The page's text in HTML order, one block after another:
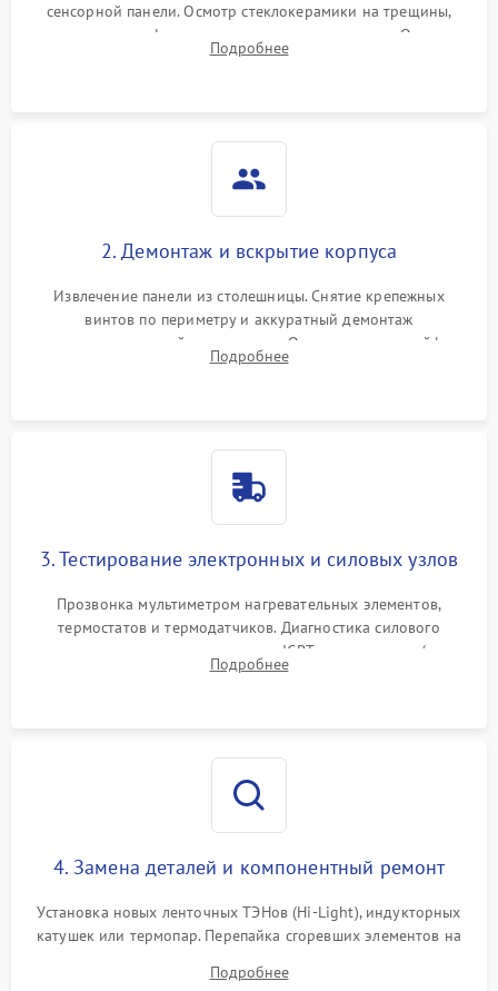
сенсорной панели. Осмотр стеклокерамики на трещины,
проверка конфорок на равномерность нагрева. Опрос
клиента о симптомах (не включается, не видит посуду,
Подробнее
2. Демонтаж и вскрытие корпуса
Извлечение панели из столешницы. Снятие крепежных
винтов по периметру и аккуратный демонтаж
стеклокерамической поверхности. Отсоединение шлейфов
сенсорного блока для доступа к силовым платам, катушкам
Подробнее
3. Тестирование электронных и силовых узлов
Прозвонка мультиметром нагревательных элементов,
термостатов и термодатчиков. Диагностика силового
модуля, реле, диодных мостов и IGBT-транзисторов (для
индукции). Проверка кранов и газ-контроля (для газовых
Подробнее
4. Замена деталей и компонентный ремонт
Установка новых ленточных ТЭНов (Hi-Light), индукторных
катушек или термопар. Перепайка сгоревших элементов на
дорожек. Очистка контактов и замена поврежденной
Подробнее